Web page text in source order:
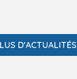
D'ACTUALITÉS